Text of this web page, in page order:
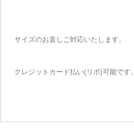
サイズのお直しご対応いたします。
クレジットカード払い(リボ)可能です。